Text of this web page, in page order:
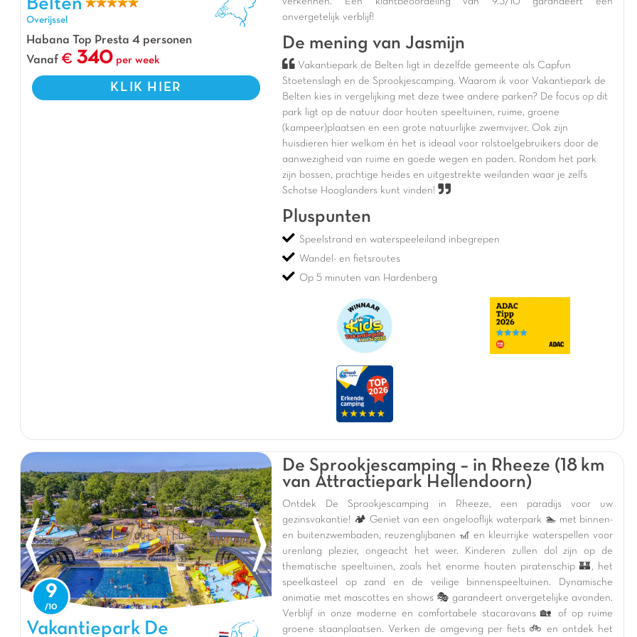
Belten
Overijssel
Habana Top Presta 4 personen
Vanaf
340 per week
KLIK HIER
onvergetelijk verblijf!
De mening van Jasmijn
Vakantiepark de Belten ligt in dezelfde gemeente als Capfun
Stoetenslagh en de Sprookjescamping. Waarom ik voor Vakantiepark de
Belten kies in vergelijking met deze twee andere parken? De focus op dit
park ligt op de natuur door houten speeltuinen, ruime, groene
(kampeer)plaatsen en een grote natuurlijke zwemvijver. Ook zijn
huisdieren hier welkom én het is ideaal voor rolstoelgebruikers door de
aanwezigheid van ruime en goede wegen en paden. Rondom het park
zijn bossen, prachtige heides en uitgestrekte weilanden waar je zelfs
Schotse Hooglanders kunt vinden!
Pluspunten
Speelstrand en waterspeeleiland inbegrepen
Wandel- en fietsroutes
Op 5 minuten van Hardenberg
Vakantiepark De Sprookjescamping, Vakantiepark Overijssel
9
Vakantiepark De
De Sprookjescamping – in Rheeze (18 km
van Attractiepark Hellendoorn)
Ontdek De Sprookjescamping in Rheeze, een paradijs voor uw
gezinsvakantie! 🏕️ Geniet van een ongelooflijk waterpark 🏊 met binnen-
en buitenzwembaden, reuzenglijbanen 🎢 en kleurrijke waterspellen voor
urenlang plezier, ongeacht het weer. Kinderen zullen dol zijn op de
thematische speeltuinen, zoals het enorme houten piratenschip 🏰, het
speelkasteel op zand en de veilige binnenspeeltuinen. Dynamische
animatie met mascottes en shows 🎭 garandeert onvergetelijke avonden.
Verblijf in onze moderne en comfortabele stacaravans 🏡 of op ruime
groene staanplaatsen. Verken de omgeving per fiets 🚲 en ontdek het